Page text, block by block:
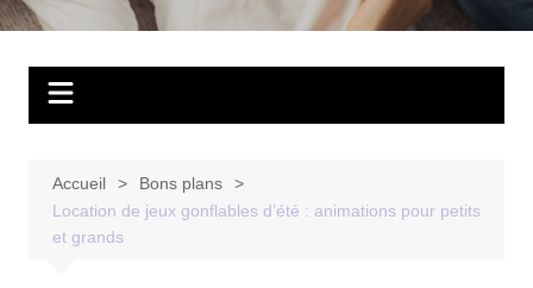
Accueil
Bons plans
Location de jeux gonflables d’été : animations pour petits
et grands